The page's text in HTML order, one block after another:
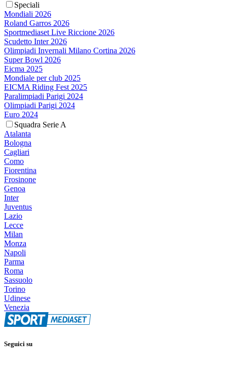
Speciali
Mondiali 2026
Roland Garros 2026
Sportmediaset Live Riccione 2026
Scudetto Inter 2026
Olimpiadi Invernali Milano Cortina 2026
Super Bowl 2026
Eicma 2025
Mondiale per club 2025
EICMA Riding Fest 2025
Paralimpiadi Parigi 2024
Olimpiadi Parigi 2024
Euro 2024
Squadra Serie A
Atalanta
Bologna
Cagliari
Como
Fiorentina
Frosinone
Genoa
Inter
Juventus
Lazio
Lecce
Milan
Monza
Napoli
Parma
Roma
Sassuolo
Torino
Udinese
Venezia
Seguici su